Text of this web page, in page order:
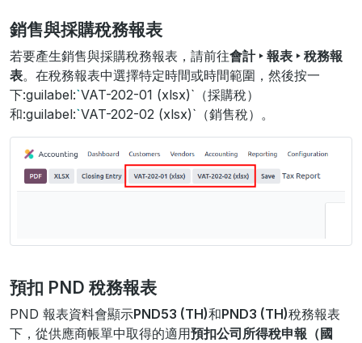
銷售與採購稅務報表
若要產生銷售與採購稅務報表，請前往會計 ‣ 報表 ‣ 稅務報
表。在稅務報表中選擇特定時間或時間範圍，然後按一
下:guilabel:`VAT-202-01 (xlsx)`（採購稅）
和:guilabel:`VAT-202-02 (xlsx)`（銷售稅）。
預扣 PND 稅務報表
PND 報表資料會顯示PND53 (TH)和PND3 (TH)稅務報表
下，從供應商帳單中取得的適用預扣公司所得稅申報（國